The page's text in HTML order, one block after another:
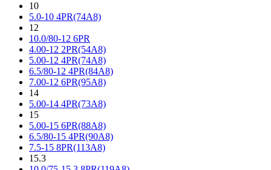
10
5.0-10 4PR(74A8)
12
10.0/80-12 6PR
4.00-12 2PR(54A8)
5.00-12 4PR(74A8)
6.5/80-12 4PR(84A8)
7.00-12 6PR(95A8)
14
5.00-14 4PR(73A8)
15
5.00-15 6PR(88A8)
6.5/80-15 4PR(90A8)
7.5-15 8PR(113A8)
15.3